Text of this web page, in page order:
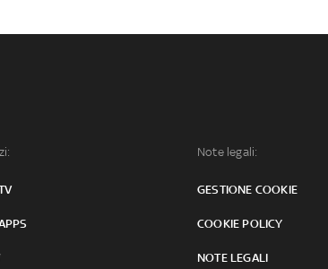
Note legali:
GESTIONE COOKIE
COOKIE POLICY
NOTE LEGALI